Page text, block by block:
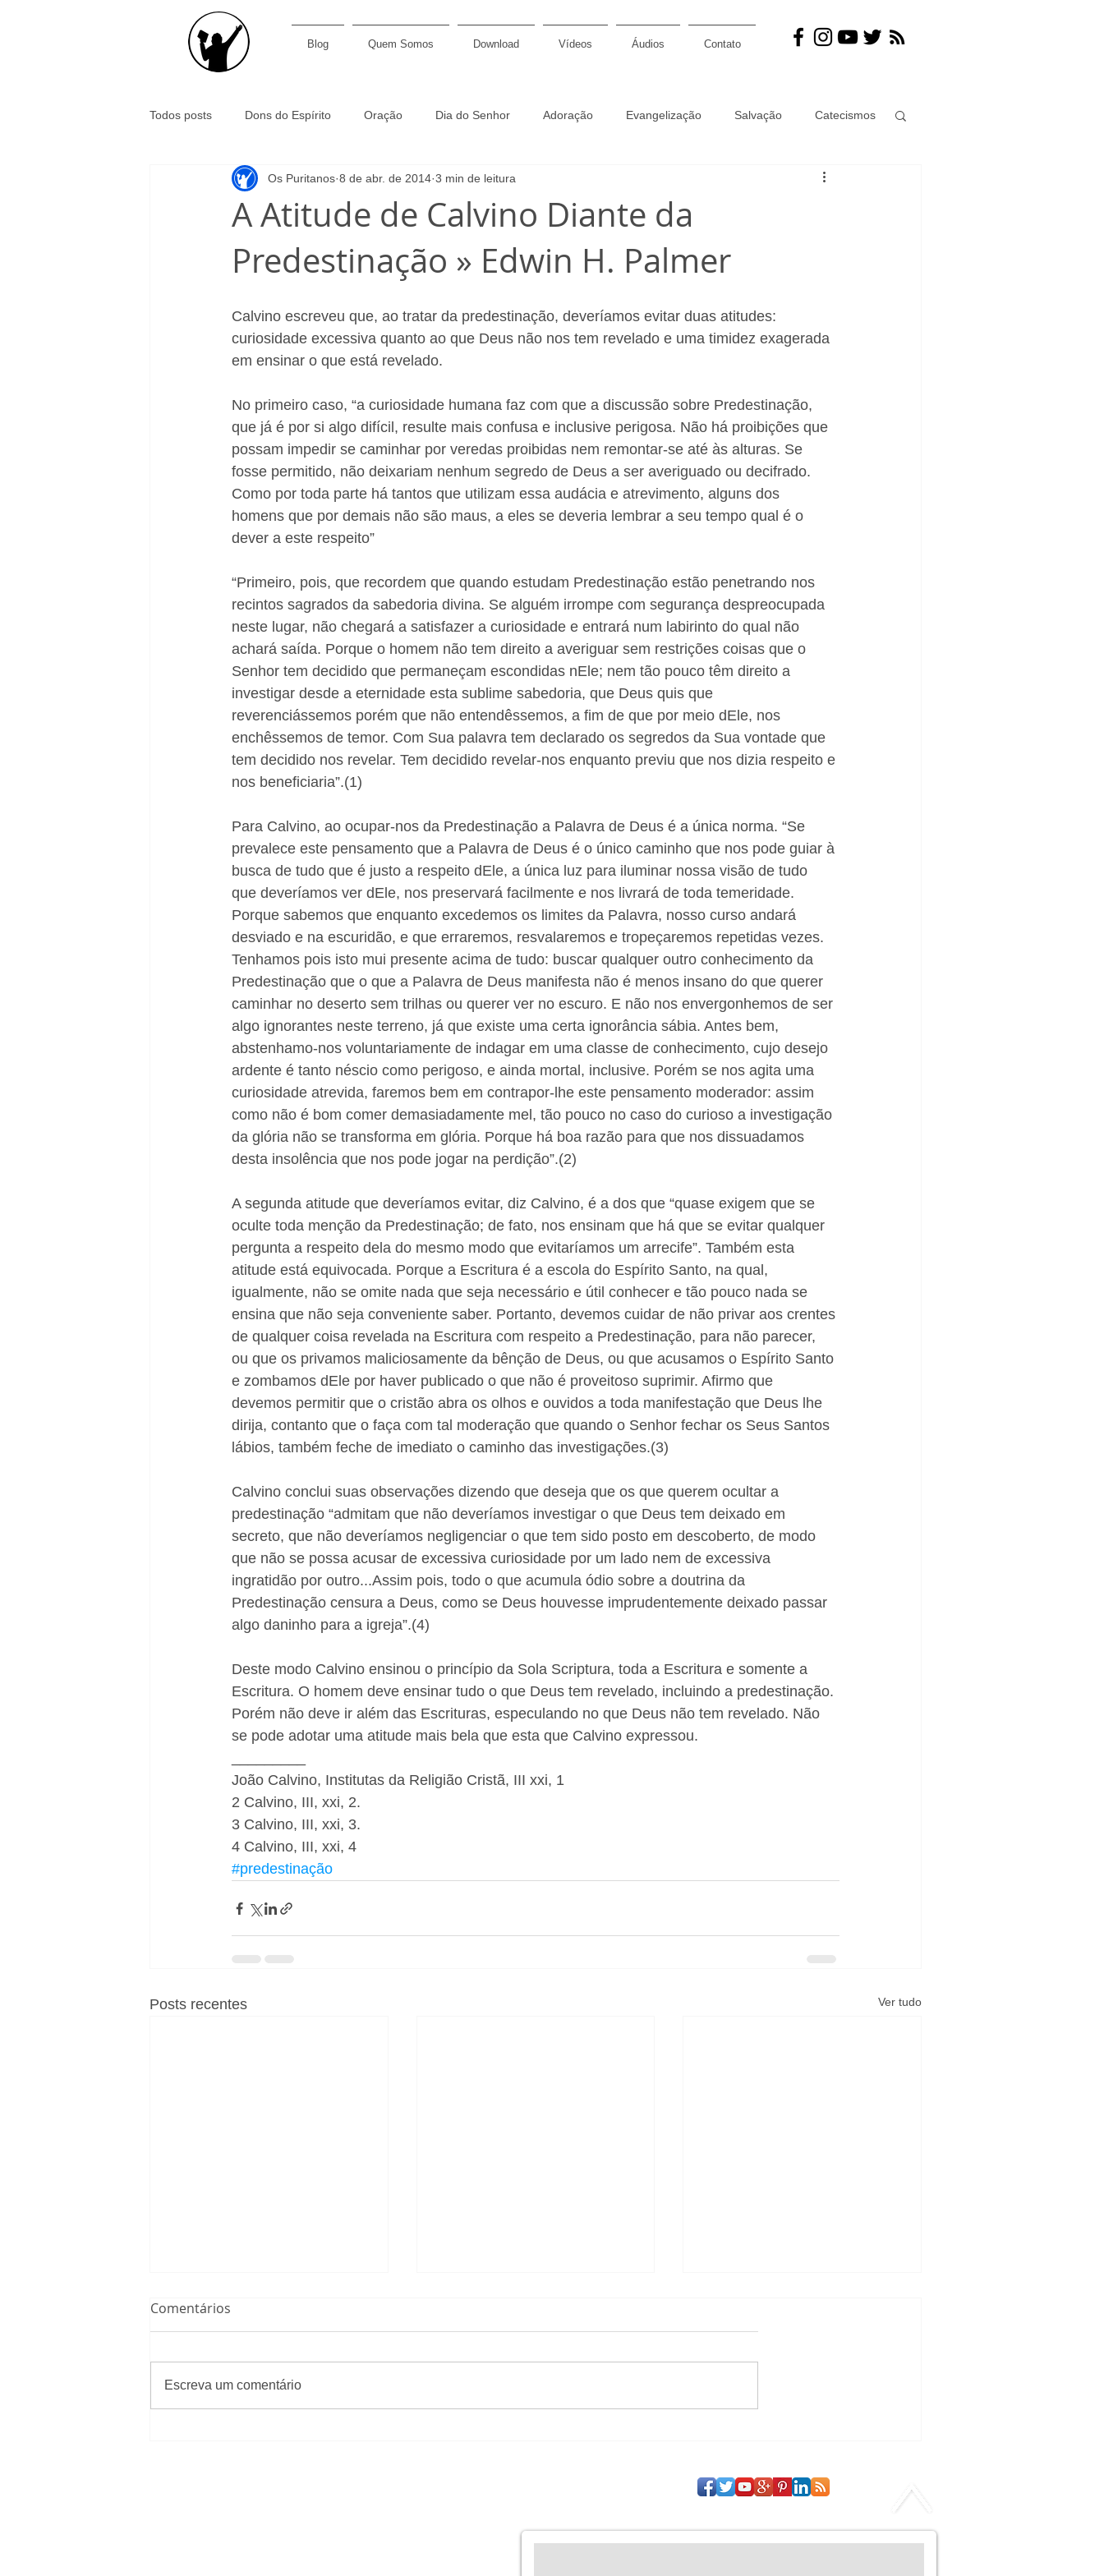
Blog Quem Somos Download Vídeos Áudios Contato
Todos posts Dons do Espírito Oração Dia do Senhor Adoração Evangelização Salvação Catecismos
Santidade Ministério pastoral Discipulado Graça Juízo final
Evangelho Pregação Salmos Pastoral Fé
Confessionalidade Subscrição confessional Símbolos de fé Padrões de Westminster Mulher
A Atitude de Calvino Diante da
Predestinação » Edwin H. Palmer
Os Puritanos 8 de abr. de 2014 3 min de leitura
Calvino escreveu que, ao tratar da predestinação, deveríamos evitar duas atitudes:
curiosidade excessiva quanto ao que Deus não nos tem revelado e uma timidez exagerada
em ensinar o que está revelado.
No primeiro caso, “a curiosidade humana faz com que a discussão sobre Predestinação,
que já é por si algo difícil, resulte mais confusa e inclusive perigosa. Não há proibições que
possam impedir se caminhar por veredas proibidas nem remontar-se até às alturas. Se
fosse permitido, não deixariam nenhum segredo de Deus a ser averiguado ou decifrado.
Como por toda parte há tantos que utilizam essa audácia e atrevimento, alguns dos
homens que por demais não são maus, a eles se deveria lembrar a seu tempo qual é o
dever a este respeito”
“Primeiro, pois, que recordem que quando estudam Predestinação estão penetrando nos
recintos sagrados da sabedoria divina. Se alguém irrompe com segurança despreocupada
neste lugar, não chegará a satisfazer a curiosidade e entrará num labirinto do qual não
achará saída. Porque o homem não tem direito a averiguar sem restrições coisas que o
Senhor tem decidido que permaneçam escondidas nEle; nem tão pouco têm direito a
investigar desde a eternidade esta sublime sabedoria, que Deus quis que
reverenciássemos porém que não entendêssemos, a fim de que por meio dEle, nos
enchêssemos de temor. Com Sua palavra tem declarado os segredos da Sua vontade que
tem decidido nos revelar. Tem decidido revelar-nos enquanto previu que nos dizia respeito e
nos beneficiaria”.(1)
Para Calvino, ao ocupar-nos da Predestinação a Palavra de Deus é a única norma. “Se
prevalece este pensamento que a Palavra de Deus é o único caminho que nos pode guiar à
busca de tudo que é justo a respeito dEle, a única luz para iluminar nossa visão de tudo
que deveríamos ver dEle, nos preservará facilmente e nos livrará de toda temeridade.
Porque sabemos que enquanto excedemos os limites da Palavra, nosso curso andará
desviado e na escuridão, e que erraremos, resvalaremos e tropeçaremos repetidas vezes.
Tenhamos pois isto mui presente acima de tudo: buscar qualquer outro conhecimento da
Predestinação que o que a Palavra de Deus manifesta não é menos insano do que querer
caminhar no deserto sem trilhas ou querer ver no escuro. E não nos envergonhemos de ser
algo ignorantes neste terreno, já que existe uma certa ignorância sábia. Antes bem,
abstenhamo-nos voluntariamente de indagar em uma classe de conhecimento, cujo desejo
ardente é tanto néscio como perigoso, e ainda mortal, inclusive. Porém se nos agita uma
curiosidade atrevida, faremos bem em contrapor-lhe este pensamento moderador: assim
como não é bom comer demasiadamente mel, tão pouco no caso do curioso a investigação
da glória não se transforma em glória. Porque há boa razão para que nos dissuadamos
desta insolência que nos pode jogar na perdição”.(2)
A segunda atitude que deveríamos evitar, diz Calvino, é a dos que “quase exigem que se
oculte toda menção da Predestinação; de fato, nos ensinam que há que se evitar qualquer
pergunta a respeito dela do mesmo modo que evitaríamos um arrecife”. Também esta
atitude está equivocada. Porque a Escritura é a escola do Espírito Santo, na qual,
igualmente, não se omite nada que seja necessário e útil conhecer e tão pouco nada se
ensina que não seja conveniente saber. Portanto, devemos cuidar de não privar aos crentes
de qualquer coisa revelada na Escritura com respeito a Predestinação, para não parecer,
ou que os privamos maliciosamente da bênção de Deus, ou que acusamos o Espírito Santo
e zombamos dEle por haver publicado o que não é proveitoso suprimir. Afirmo que
devemos permitir que o cristão abra os olhos e ouvidos a toda manifestação que Deus lhe
dirija, contanto que o faça com tal moderação que quando o Senhor fechar os Seus Santos
lábios, também feche de imediato o caminho das investigações.(3)
Calvino conclui suas observações dizendo que deseja que os que querem ocultar a
predestinação “admitam que não deveríamos investigar o que Deus tem deixado em
secreto, que não deveríamos negligenciar o que tem sido posto em descoberto, de modo
que não se possa acusar de excessiva curiosidade por um lado nem de excessiva
ingratidão por outro...Assim pois, todo o que acumula ódio sobre a doutrina da
Predestinação censura a Deus, como se Deus houvesse imprudentemente deixado passar
algo daninho para a igreja”.(4)
Deste modo Calvino ensinou o princípio da Sola Scriptura, toda a Escritura e somente a
Escritura. O homem deve ensinar tudo o que Deus tem revelado, incluindo a predestinação.
Porém não deve ir além das Escrituras, especulando no que Deus não tem revelado. Não
se pode adotar uma atitude mais bela que esta que Calvino expressou.
João Calvino, Institutas da Religião Cristã, III xxi, 1
2 Calvino, III, xxi, 2.
3 Calvino, III, xxi, 3.
4 Calvino, III, xxi, 4
#predestinação
Posts recentes Ver tudo
Cristo Através do
Sofrimento
Comentários
Escreva um comentário